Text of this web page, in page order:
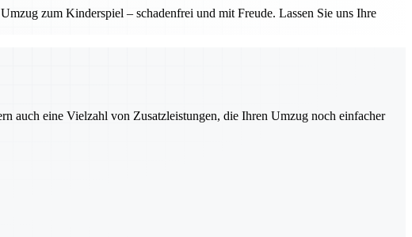
zum Kinderspiel – schadenfrei und mit Freude. Lassen Sie uns Ihre
auch eine Vielzahl von Zusatzleistungen, die Ihren Umzug noch einfacher